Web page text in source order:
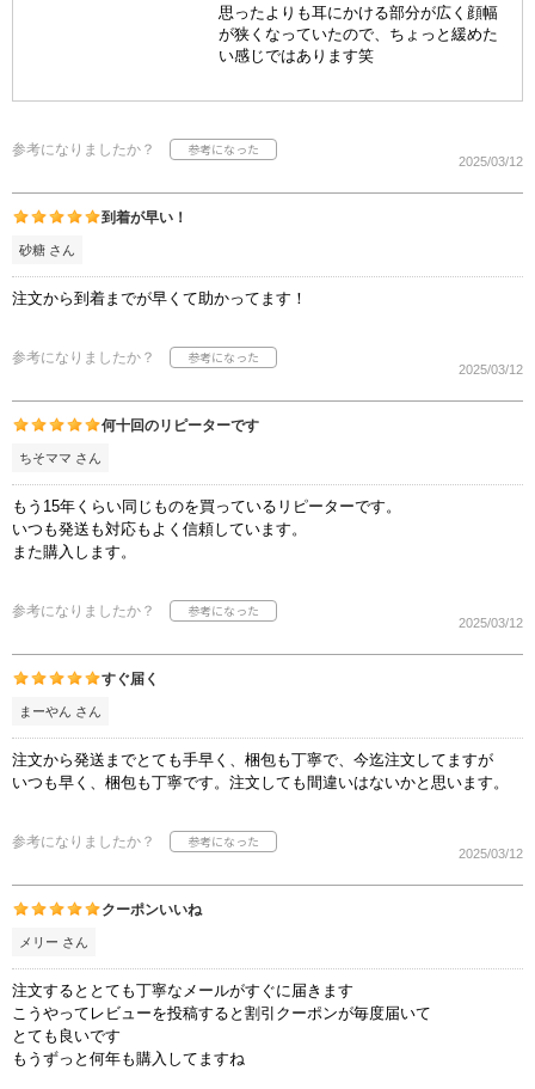
思ったよりも耳にかける部分が広く顔幅
が狭くなっていたので、ちょっと緩めた
い感じではあります笑
参考になりましたか？
2025/03/12
到着が早い！
砂糖 さん
注文から到着までが早くて助かってます！
参考になりましたか？
2025/03/12
何十回のリピーターです
ちそママ さん
もう15年くらい同じものを買っているリピーターです。
いつも発送も対応もよく信頼しています。
また購入します。
参考になりましたか？
2025/03/12
すぐ届く
まーやん さん
注文から発送までとても手早く、梱包も丁寧で、今迄注文してますが
いつも早く、梱包も丁寧です。注文しても間違いはないかと思います。
参考になりましたか？
2025/03/12
クーポンいいね
メリー さん
注文するととても丁寧なメールがすぐに届きます
こうやってレビューを投稿すると割引クーポンが毎度届いて
とても良いです
もうずっと何年も購入してますね